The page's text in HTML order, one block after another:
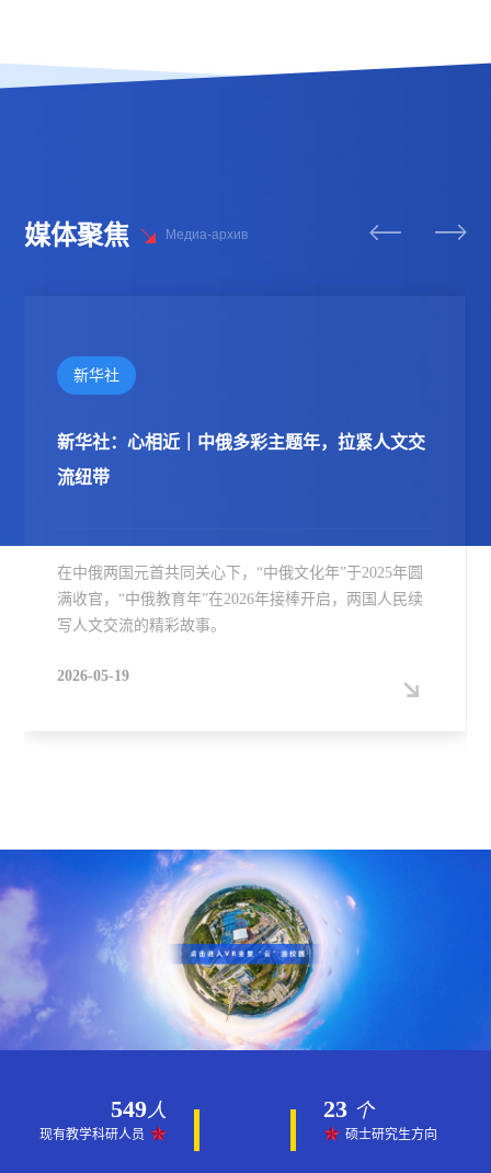
媒体聚焦 Медиа-архив
南方教育时报
南方教育时报：深北莫毕业生以“微缩主楼”致敬
母校
日前，深圳北理莫斯科大学2026年毕业典礼暨学位授予
仪式在学校礼堂举行。典礼同步在体育馆设置分会场，
并通过线上平台全程直播。2026届毕业生向母校献上一
该作品以材料学科微观晶体结构为内核，借原子与化学
2026-07-03
549人
现有教学科研人员
23 个
硕士研究生方向